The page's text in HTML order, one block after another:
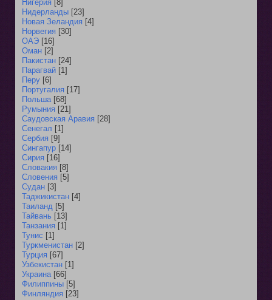
Нигерия [8]
Нидерланды [23]
Новая Зеландия [4]
Норвегия [30]
ОАЭ [16]
Оман [2]
Пакистан [24]
Парагвай [1]
Перу [6]
Португалия [17]
Польша [68]
Румыния [21]
Саудовская Аравия [28]
Сенегал [1]
Сербия [9]
Сингапур [14]
Сирия [16]
Словакия [8]
Словения [5]
Судан [3]
Таджикистан [4]
Таиланд [5]
Тайвань [13]
Танзания [1]
Тунис [1]
Туркменистан [2]
Турция [67]
Узбекистан [1]
Украина [66]
Филиппины [5]
Финляндия [23]